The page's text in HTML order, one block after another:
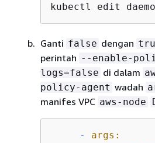
kubectl edit
Ganti false dengan
perintah --enable-
logs=false di dalam
policy-agent wadah
manifes VPC aws-node
-
args: